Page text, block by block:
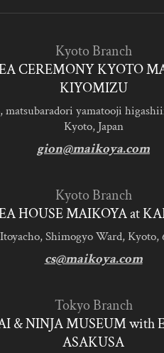
Kyoto Branch
CEREMONY KYOTO
KIYOMIZU
matsubaradori yamatooji
Kyoto, Japan
gion@maikoya.com
Kyoto Branch
HOUSE MAIKOYA at
Shimogyo Ward, Kyoto,
cs@maikoya.com
Tokyo Branch
& NINJA MUSEUM with
ASAKUSA